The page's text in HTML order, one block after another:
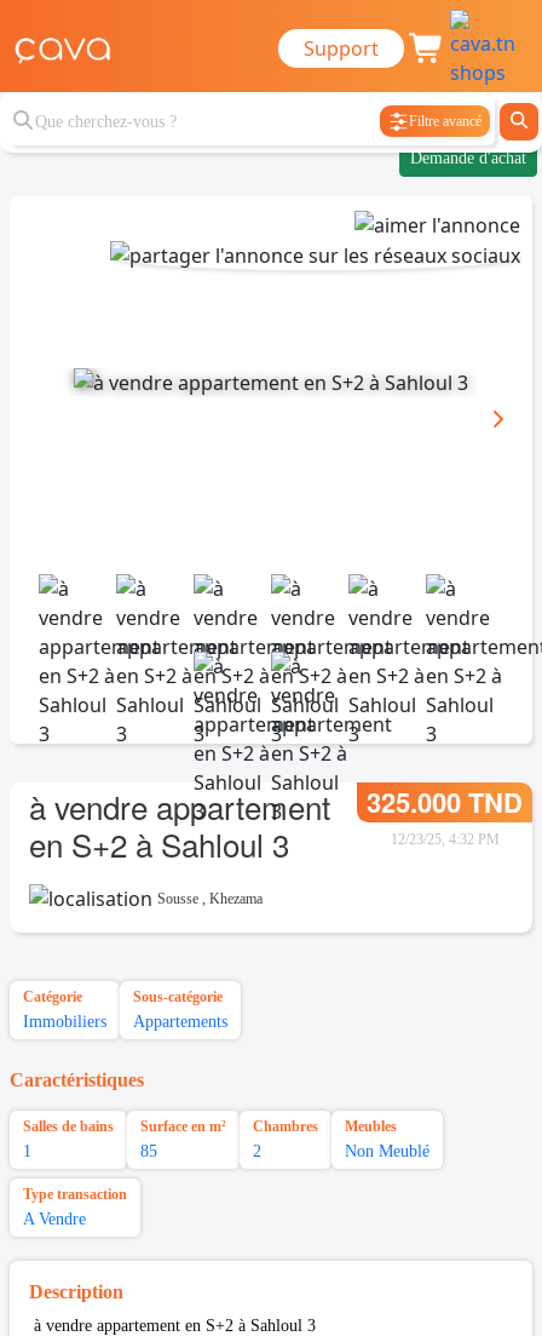
Support
Filtre avancé
Demande d'achat
à vendre appartement
en S+2 à Sahloul 3
325.000 TND
12/23/25, 4:32 PM
Sousse , Khezama
Catégorie
Immobiliers
Sous-catégorie
Appartements
Caractéristiques
Salles de bains
1
Surface en m²
85
Chambres
2
Meubles
Non Meublé
Type transaction
A Vendre
Description
à vendre appartement en S+2 à Sahloul 3